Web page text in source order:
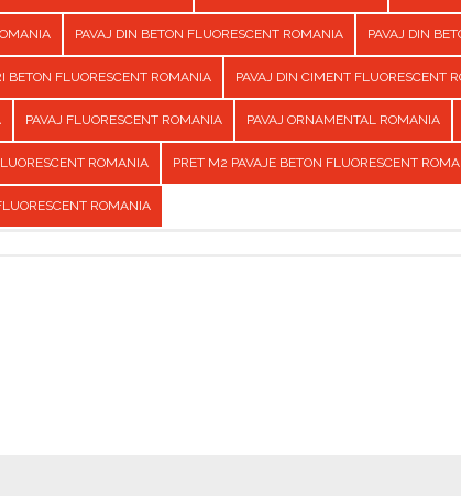
PAVAJ DIN BETON FLUORESCENT ROMANIA PAVAJ DIN
BETON FLUORESCENT ROMANIA PAVAJ DIN CIMENT FLUORESCENT
PAVAJ FLUORESCENT ROMANIA PAVAJ ORNAMENTAL ROMANIA
ROMANIA PRET M2 PAVAJE BETON FLUORESCENT
ROMANIA